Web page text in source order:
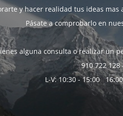
y hacer realidad tus ideas
Pásate a comprobarlo en
alguna consulta o realizar un
910 722 128
L-V: 10:30 - 15:00